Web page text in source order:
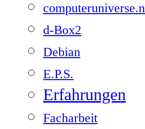
d-Box2
Debian
E.P.S.
Erfahrungen
Facharbeit